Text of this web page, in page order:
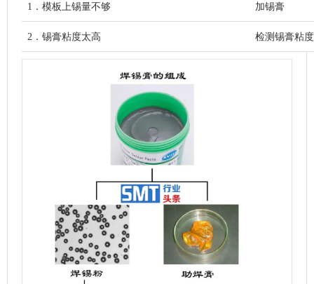
1．模板上锡量不够 加锡膏
2．锡膏粘度太高 检测锡膏粘